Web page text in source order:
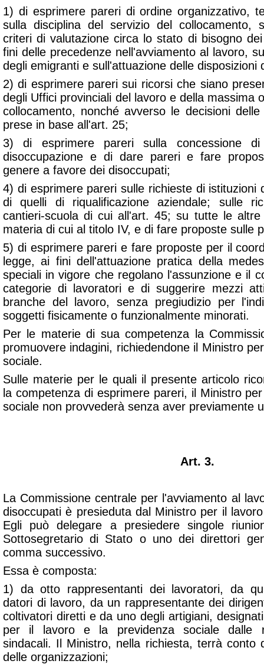
1) di esprimere pareri di ordine organizzativo,
sulla disciplina del servizio del collocamento,
criteri di valutazione circa lo stato di bisogno
fini delle precedenze nell'avviamento al lavoro,
degli emigranti e sull'attuazione delle disposizioni
2) di esprimere pareri sui ricorsi che siano
degli Uffici provinciali del lavoro e della massima
collocamento, nonché avverso le decisioni
prese in base all'art. 25;
3) di esprimere pareri sulla concessione
disoccupazione e di dare pareri e fare
genere a favore dei disoccupati;
4) di esprimere pareri sulle richieste di istituzioni
di quelli di riqualificazione aziendale; sulle
cantieri-scuola di cui all'art. 45; su tutte le altre
materia di cui al titolo IV, e di fare proposte sulle
5) di esprimere pareri e fare proposte per il
legge, ai fini dell'attuazione pratica della
speciali in vigore che regolano l'assunzione e il
categorie di lavoratori e di suggerire mezzi
branche del lavoro, senza pregiudizio per
soggetti fisicamente o funzionalmente minorati.
Per le materie di sua competenza la
promuovere indagini, richiedendone il Ministro
sociale.
Sulle materie per le quali il presente articolo
la competenza di esprimere pareri, il Ministro
sociale non provvederà senza aver previamente
Art. 3.
La Commissione centrale per l'avviamento al
disoccupati è presieduta dal Ministro per il
Egli può delegare a presiedere singole
Sottosegretario di Stato o uno dei direttori
comma successivo.
Essa è composta:
1) da otto rappresentanti dei lavoratori, da
datori di lavoro, da un rappresentante dei
coltivatori diretti e da uno degli artigiani,
per il lavoro e la previdenza sociale dalle
sindacali. Il Ministro, nella richiesta, terrà conto
delle organizzazioni;